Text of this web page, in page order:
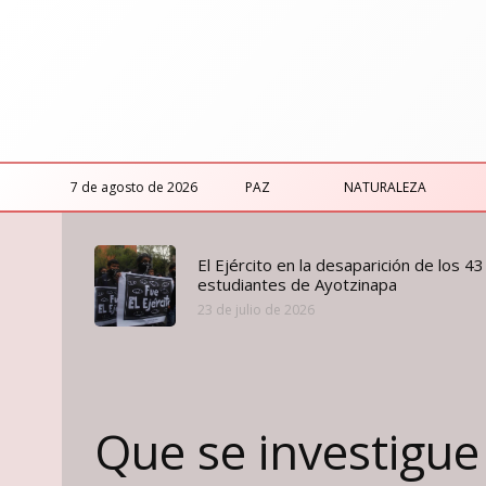
7 de agosto de 2026 PAZ NATURALEZA
El Ejército en la desaparición de los 43
estudiantes de Ayotzinapa
23 de julio de 2026
Que se